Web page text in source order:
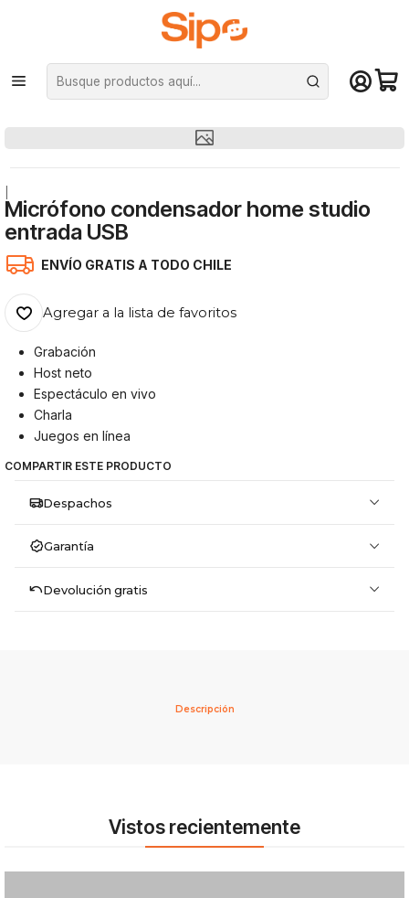
¡Compra hasta mediodía y recibe hoy! De lunes a sábado en el gran
Santiago. Envío gratis desde $29.990
Inicio Audio y música Micrófonos
Micrófono condensador home studio entrada USB
Micrófono condensador home studio
entrada USB
ENVÍO GRATIS A TODO CHILE
Agregar a la lista de favoritos
Grabación
Host neto
Espectáculo en vivo
Charla
Juegos en línea
COMPARTIR ESTE PRODUCTO
Despachos
Garantía
Devolución gratis
Descripción
Vistos recientemente